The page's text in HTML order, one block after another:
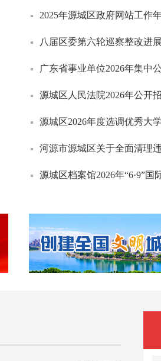
2026年8月6日源城新闻
2026年8月5日源城新闻
2026年8月4日源城新闻
2026年8月3日源城新闻
2026年7月31日源城新闻
2026年7月30日源城新闻
2026年7月29日源城新闻
2025年源城区政府网站工作
八届区委第六轮巡察整改进
广东省事业单位2026年集中
源城区人民法院2026年公开
源城区2026年度选调优秀大
河源市源城区关于全面清理
源城区档案馆2026年“6·9”国